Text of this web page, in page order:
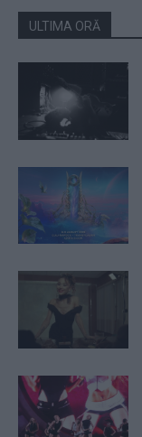
ULTIMA ORĂ